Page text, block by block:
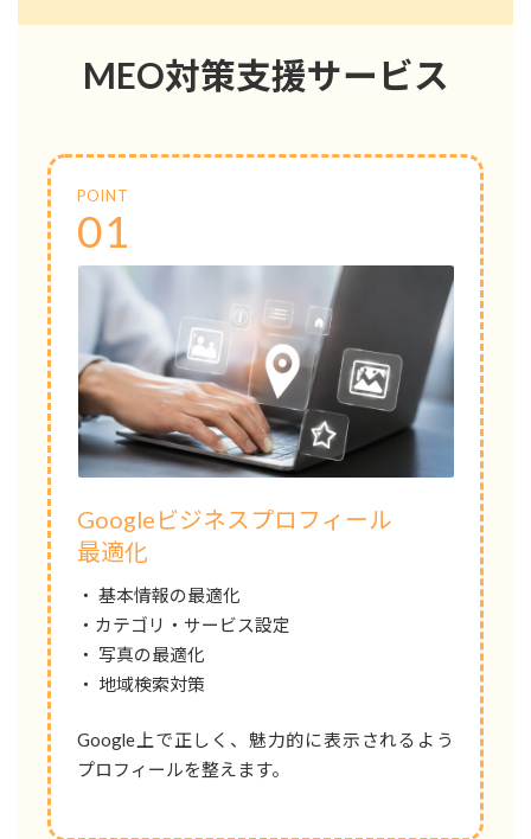
MEO対策支援サービス
POINT
01
Googleビジネスプロフィール
最適化
・ 基本情報の最適化
・カテゴリ・サービス設定
・ 写真の最適化
・ 地域検索対策
Google上で正しく、魅力的に表示されるよう
プロフィールを整えます。